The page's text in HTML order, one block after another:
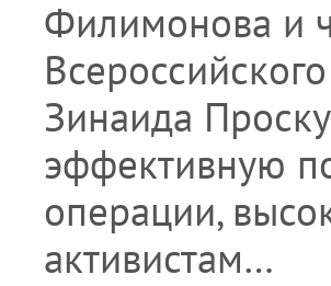
Филимонова и
Зинаида
эффективную
операции,
активистам…